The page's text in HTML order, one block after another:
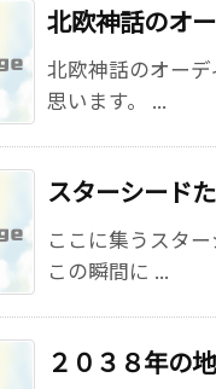
北欧神話のオ
北欧神話のオー
思います。 ...
スターシード
ここに集うスタ
この瞬間に ...
２０３８年の